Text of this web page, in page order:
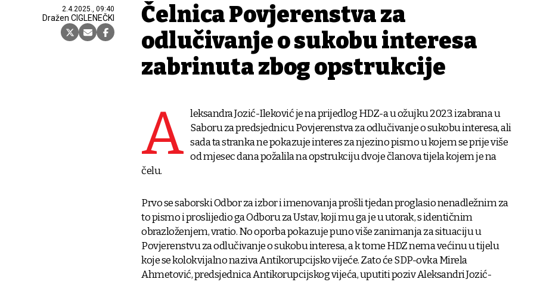
2.4.2025., 09:40
Dražen CIGLENEČKI
Čelnica Povjerenstva za
odlučivanje o sukobu interesa
zabrinuta zbog opstrukcije
A leksandra Jozić-Ileković je na prijedlog HDZ-a u ožujku 2023. izabrana u
Saboru za predsjednicu Povjerenstva za odlučivanje o sukobu interesa, ali
sada ta stranka ne pokazuje interes za njezino pismo u kojem se prije više
od mjesec dana požalila na opstrukciju dvoje članova tijela kojem je na
čelu.
Prvo se saborski Odbor za izbor i imenovanja prošli tjedan proglasio nenadležnim za
to pismo i proslijedio ga Odboru za Ustav, koji mu ga je u utorak, s identičnim
obrazloženjem, vratio. No oporba pokazuje puno više zanimanja za situaciju u
Povjerenstvu za odlučivanje o sukobu interesa, a k tome HDZ nema većinu u tijelu
koje se kolokvijalno naziva Antikorupcijsko vijeće. Zato će SDP-ovka Mirela
Ahmetović, predsjednica Antikorupcijskog vijeća, uputiti poziv Aleksandri Jozić-